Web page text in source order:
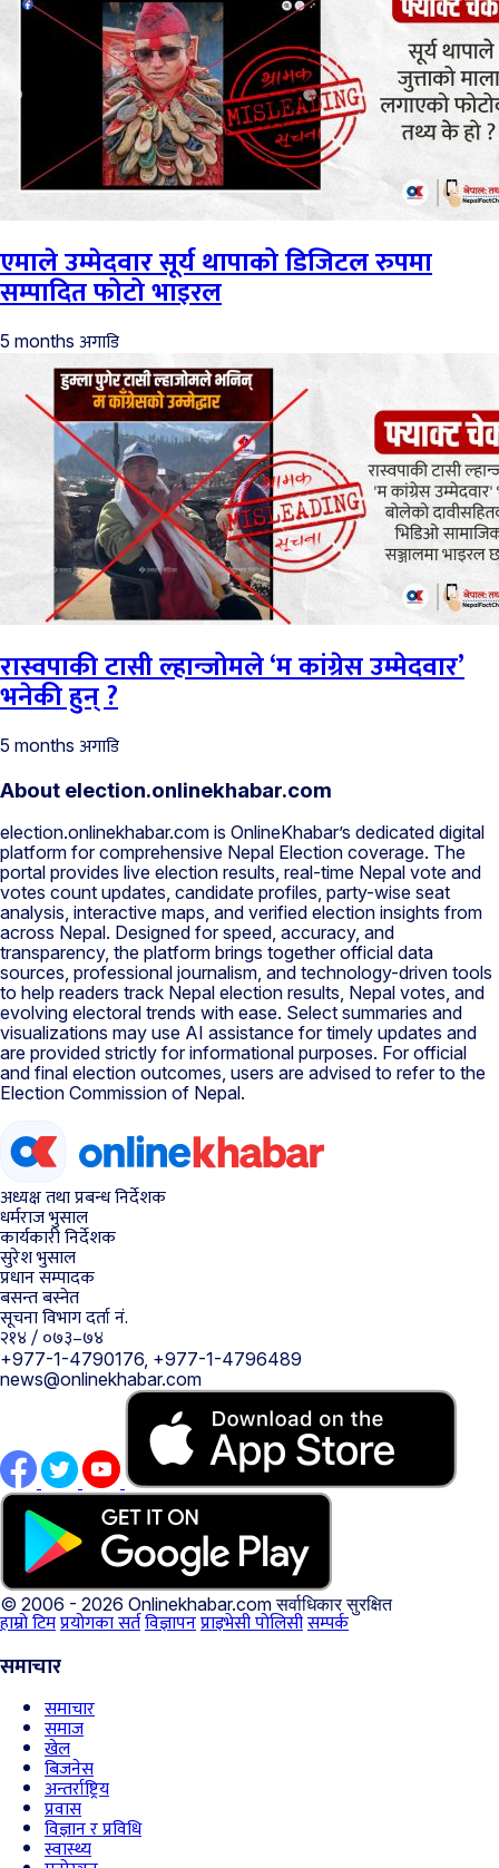
एमाले उम्मेदवार सूर्य थापाको डिजिटल रुपमा
सम्पादित फोटो भाइरल
5 months अगाडि
रास्वपाकी टासी ल्हान्जोमले ‘म कांग्रेस उम्मेदवार’
भनेकी हुन् ?
5 months अगाडि
About election.onlinekhabar.com
election.onlinekhabar.com is OnlineKhabar’s dedicated digital
platform for comprehensive Nepal Election coverage. The
portal provides live election results, real-time Nepal vote and
votes count updates, candidate profiles, party-wise seat
analysis, interactive maps, and verified election insights from
across Nepal. Designed for speed, accuracy, and
transparency, the platform brings together official data
sources, professional journalism, and technology-driven tools
to help readers track Nepal election results, Nepal votes, and
evolving electoral trends with ease. Select summaries and
visualizations may use AI assistance for timely updates and
are provided strictly for informational purposes. For official
and final election outcomes, users are advised to refer to the
Election Commission of Nepal.
अध्यक्ष तथा प्रबन्ध निर्देशक
धर्मराज भुसाल
कार्यकारी निर्देशक
सुरेश भुसाल
प्रधान सम्पादक
बसन्त बस्नेत
सूचना विभाग दर्ता नं.
२१४ / ०७३–७४
+977-1-4790176, +977-1-4796489
news@onlinekhabar.com
© 2006 - 2026 Onlinekhabar.comसर्वाधिकार सुरक्षित
हाम्रो टिमप्रयोगका सर्तविज्ञापनप्राइभेसी पोलिसीसम्पर्क
समाचार
समाचार
समाज
खेल
बिजनेस
अन्तर्राष्ट्रिय
प्रवास
विज्ञान र प्रविधि
स्वास्थ्य